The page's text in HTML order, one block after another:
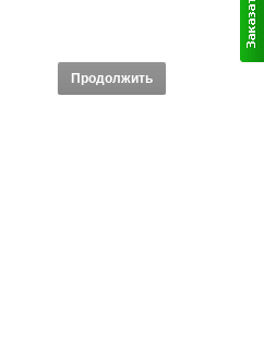
Продолжить